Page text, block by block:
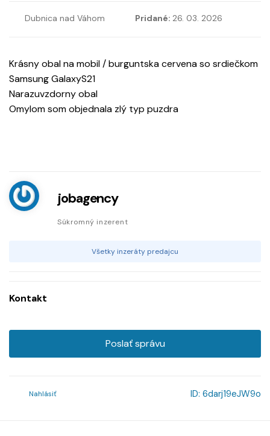
Dubnica nad Váhom Pridané: 26. 03. 2026
Krásny obal na mobil / burguntska cervena so srdiečkom
Samsung GalaxyS21
Narazuvzdorny obal
Omylom som objednala zlý typ puzdra
jobagency
Súkromný inzerent
Všetky inzeráty predajcu
Kontakt
Poslať správu
Nahlásiť ID: 6darj19eJW9o